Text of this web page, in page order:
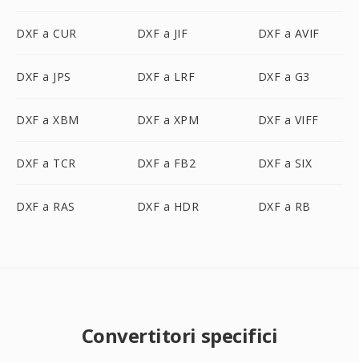
DXF a CUR DXF a JIF DXF a AVIF
DXF a JPS DXF a LRF DXF a G3
DXF a XBM DXF a XPM DXF a VIFF
DXF a TCR DXF a FB2 DXF a SIX
DXF a RAS DXF a HDR DXF a RB
Convertitori specifici